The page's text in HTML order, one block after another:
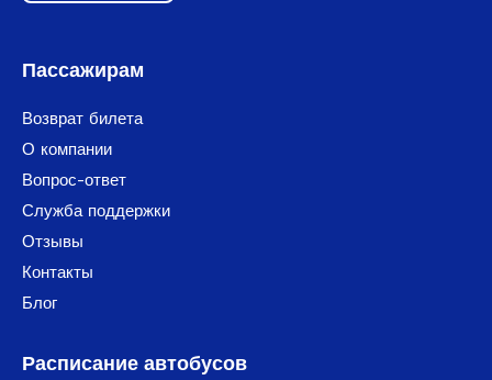
Пассажирам
Возврат билета
О компании
Вопрос-ответ
Служба поддержки
Отзывы
Контакты
Блог
Расписание автобусов